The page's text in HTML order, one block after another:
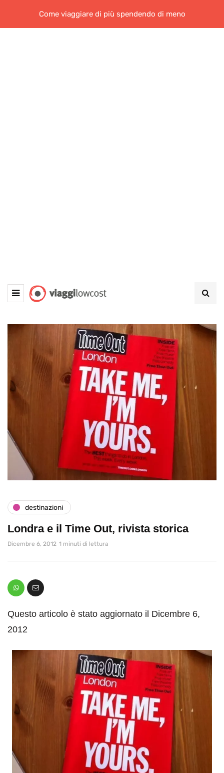
Come viaggiare di più spendendo di meno
destinazioni
Londra e il Time Out, rivista storica
Dicembre 6, 2012 1 minuti di lettura
Questo articolo è stato aggiornato il Dicembre 6,
2012